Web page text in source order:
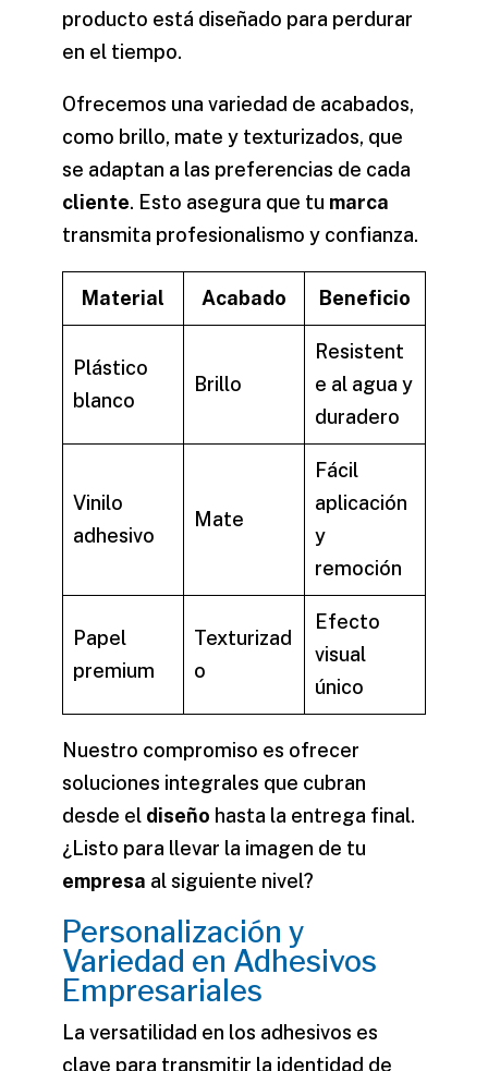
producto está diseñado para perdurar
en el tiempo.
Ofrecemos una variedad de acabados,
como brillo, mate y texturizados, que
se adaptan a las preferencias de cada
cliente. Esto asegura que tu marca
transmita profesionalismo y confianza.
Material Acabado Beneficio
Plástico
blanco
Brillo
Resistent
e al agua y
duradero
Vinilo
adhesivo
Mate
Fácil
aplicación
y
remoción
Papel
premium
Texturizad
o
Efecto
visual
único
Nuestro compromiso es ofrecer
soluciones integrales que cubran
desde el diseño hasta la entrega final.
¿Listo para llevar la imagen de tu
empresa al siguiente nivel?
Personalización y
Variedad en Adhesivos
Empresariales
La versatilidad en los adhesivos es
clave para transmitir la identidad de